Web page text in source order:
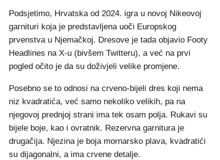
Podsjetimo, Hrvatska od 2024. igra u novoj Nikeovoj
garnituri koja je predstavljena uoči Europskog
prvenstva u Njemačkoj. Dresove je tada objavio Footy
Headlines na X-u (bivšem Twitteru), a već na prvi
pogled očito je da su doživjeli velike promjene.
Posebno se to odnosi na crveno-bijeli dres koji nema
niz kvadratića, već samo nekoliko velikih, pa na
njegovoj prednjoj strani ima tek osam polja. Rukavi su
bijele boje, kao i ovratnik. Rezervna garnitura je
drugačija. Njezina je boja mornarsko plava, kvadratići
su dijagonalni, a ima crvene detalje.